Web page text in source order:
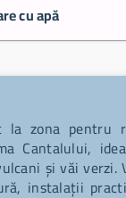
cu apă
zona pentru
Cantalului,
și văi verzi.
instalații